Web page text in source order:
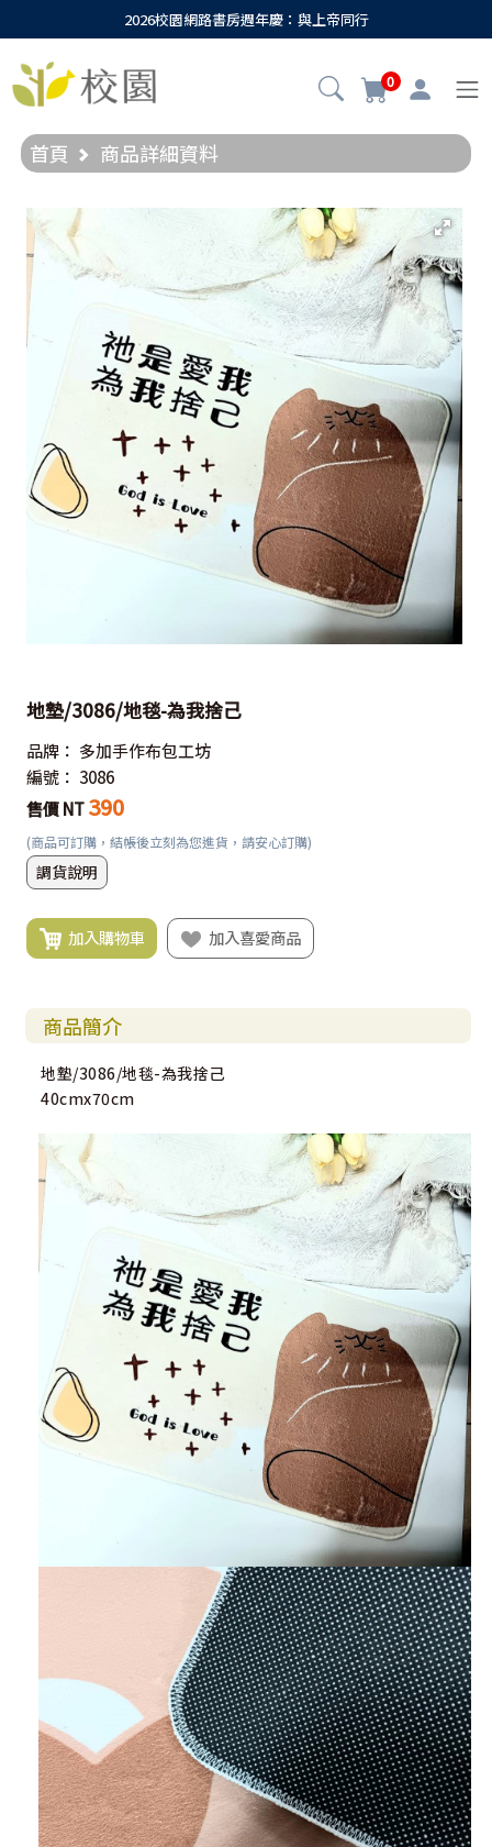
2026校園網路書房週年慶：與上帝同行
0
首頁 商品詳細資料
地墊/3086/地毯-為我捨己
品牌： 多加手作布包工坊
編號： 3086
售價 NT 390
(商品可訂購，結帳後立刻為您進貨，請安心訂購)
調貨說明
加入購物車 加入喜愛商品
商品簡介
地墊/3086/地毯-為我捨己
40cmx70cm